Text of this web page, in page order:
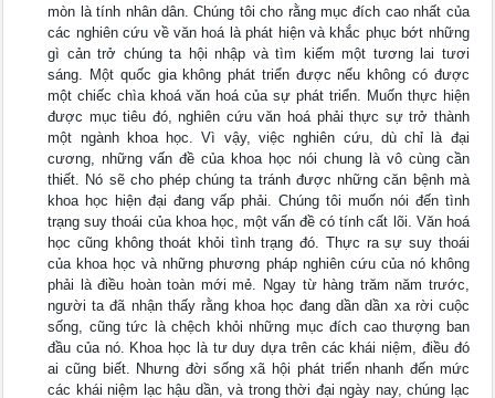
mòn là tính nhân dân. Chúng tôi cho rằng mục đích cao nhất của
các nghiên cứu về văn hoá là phát hiện và khắc phục bớt những
gì cản trở chúng ta hội nhập và tìm kiếm một tương lai tươi
sáng. Một quốc gia không phát triển được nếu không có được
một chiếc chìa khoá văn hoá của sự phát triển. Muốn thực hiện
được mục tiêu đó, nghiên cứu văn hoá phải thực sự trở thành
một ngành khoa học. Vì vậy, việc nghiên cứu, dù chỉ là đại
cương, những vấn đề của khoa học nói chung là vô cùng cần
thiết. Nó sẽ cho phép chúng ta tránh được những căn bệnh mà
khoa học hiện đại đang vấp phải. Chúng tôi muốn nói đến tình
trạng suy thoái của khoa học, một vấn đề có tính cất lõi. Văn hoá
học cũng không thoát khỏi tình trạng đó. Thực ra sự suy thoái
của khoa học và những phương pháp nghiên cứu của nó không
phải là điều hoàn toàn mới mẻ. Ngay từ hàng trăm năm trước,
người ta đã nhận thấy rằng khoa học đang dần dần xa rời cuộc
sống, cũng tức là chệch khỏi những mục đích cao thượng ban
đầu của nó. Khoa học là tư duy dựa trên các khái niệm, điều đó
ai cũng biết. Nhưng đời sống xã hội phát triển nhanh đến mức
các khái niệm lạc hậu dần, và trong thời đại ngày nay, chúng lạc